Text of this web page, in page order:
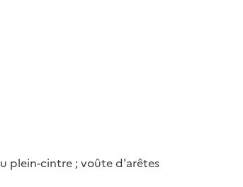
plein-cintre ; voûte d'arêtes